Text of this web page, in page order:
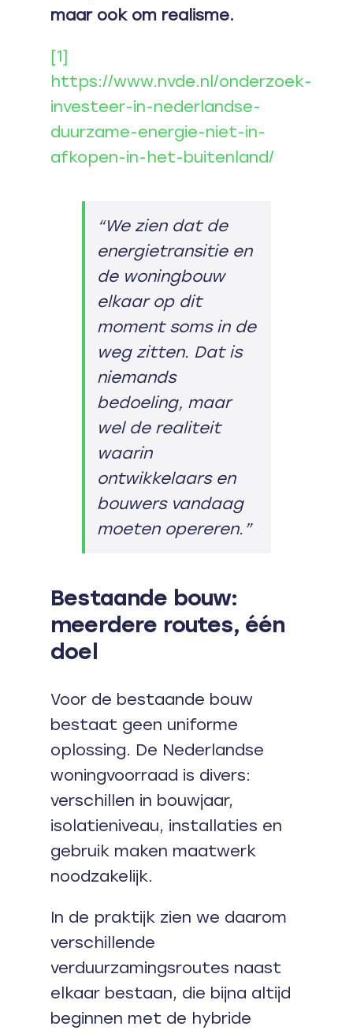
maar ook om realisme.
[1]
https://www.nvde.nl/onderzoek-
investeer-in-nederlandse-
duurzame-energie-niet-in-
afkopen-in-het-buitenland/
“We zien dat de
energietransitie en
de woningbouw
elkaar op dit
moment soms in de
weg zitten. Dat is
niemands
bedoeling, maar
wel de realiteit
waarin
ontwikkelaars en
bouwers vandaag
moeten opereren.”
Bestaande bouw:
meerdere routes, één
doel
Voor de bestaande bouw
bestaat geen uniforme
oplossing. De Nederlandse
woningvoorraad is divers:
verschillen in bouwjaar,
isolatieniveau, installaties en
gebruik maken maatwerk
noodzakelijk.
In de praktijk zien we daarom
verschillende
verduurzamingsroutes naast
elkaar bestaan, die bijna altijd
beginnen met de hybride